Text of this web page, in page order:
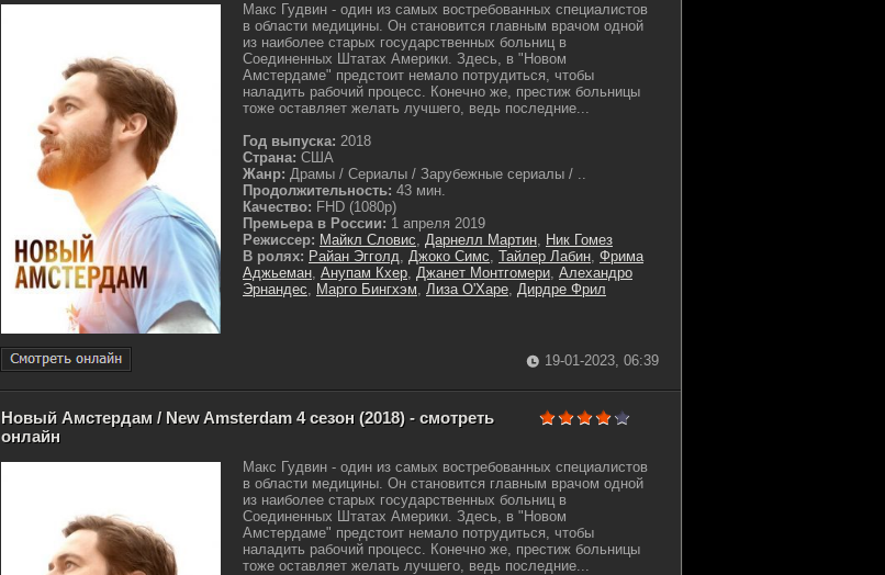
Макс Гудвин - один из самых востребованных специалистов
в области медицины. Он становится главным врачом одной
из наиболее старых государственных больниц в
Соединенных Штатах Америки. Здесь, в "Новом
Амстердаме" предстоит немало потрудиться, чтобы
наладить рабочий процесс. Конечно же, престиж больницы
тоже оставляет желать лучшего, ведь последние...
Год выпуска: 2018
Страна: США
Жанр: Драмы / Сериалы / Зарубежные сериалы / ..
Продолжительность: 43 мин.
Качество: FHD (1080p)
Премьера в России: 1 апреля 2019
Режиссер: Майкл Словис, Дарнелл Мартин, Ник Гомез
В ролях: Райан Эгголд, Джоко Симс, Тайлер Лабин, Фрима
Аджьеман, Анупам Кхер, Джанет Монтгомери, Алехандро
Эрнандес, Марго Бингхэм, Лиза О'Харе, Дирдре Фрил
19-01-2023, 06:39
Новый Амстердам / New Amsterdam 4 сезон (2018) - смотреть
онлайн
Макс Гудвин - один из самых востребованных специалистов
в области медицины. Он становится главным врачом одной
из наиболее старых государственных больниц в
Соединенных Штатах Америки. Здесь, в "Новом
Амстердаме" предстоит немало потрудиться, чтобы
наладить рабочий процесс. Конечно же, престиж больницы
тоже оставляет желать лучшего, ведь последние...